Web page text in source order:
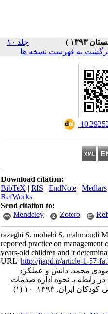
جلد ۱۰
به فهرست نسخه ها
Download citation:
BibTeX|RIS|EndNote|
RefWorks
Send citation to:
Mendeley
Zotero
razeghi S, mohebi S, mahmoudi
reported practice on
years-old children and it
URL:http://jiapd.ir/article-1-57-
محمد. دانش و عملکرد
کودکان ۸ ساله در رابطه با نحوه اداره صدمات
تروماتیک دندانی. مجله دندانپزشکی کودکان ایران. ۱۳۹۳; ۱۰ (۱)